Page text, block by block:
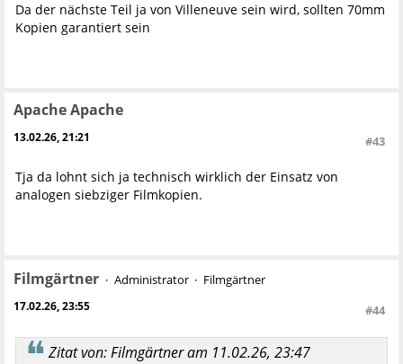
Da der nächste Teil ja von Villeneuve sein wird, sollten 70mm
Kopien garantiert sein
Apache Apache
13.02.26, 21:21 #43
Tja da lohnt sich ja technisch wirklich der Einsatz von
analogen siebziger Filmkopien.
Filmgärtner Administrator Filmgärtner
17.02.26, 23:55 #44
Zitat von: Filmgärtner am 11.02.26, 23:47